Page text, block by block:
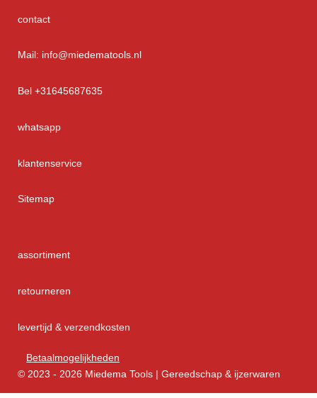
contact
Mail: info@miedematools.nl
Bel +31645687635
whatsapp
klantenservice
Sitemap
assortiment
retourneren
levertijd & verzendkosten
Betaalmogelijkheden
© 2023 - 2026 Miedema Tools | Gereedschap & ijzerwaren